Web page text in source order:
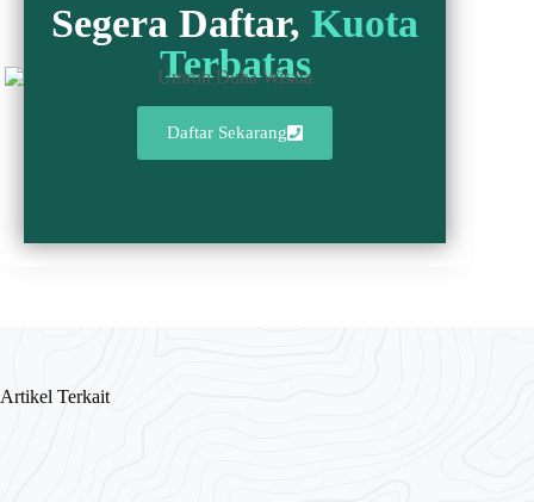
Segera Daftar,Kuota
Terbatas
Daftar Sekarang
Artikel Terkait